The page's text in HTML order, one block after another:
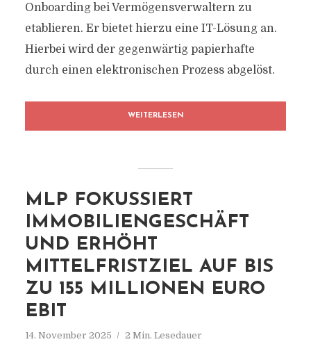
Onboarding bei Vermögensverwaltern zu
etablieren. Er bietet hierzu eine IT-Lösung an.
Hierbei wird der gegenwärtig papierhafte
durch einen elektronischen Prozess abgelöst.
WEITERLESEN
MLP FOKUSSIERT
IMMOBILIENGESCHÄFT
UND ERHÖHT
MITTELFRISTZIEL AUF BIS
ZU 155 MILLIONEN EURO
EBIT
14. November 2025 2 Min. Lesedauer